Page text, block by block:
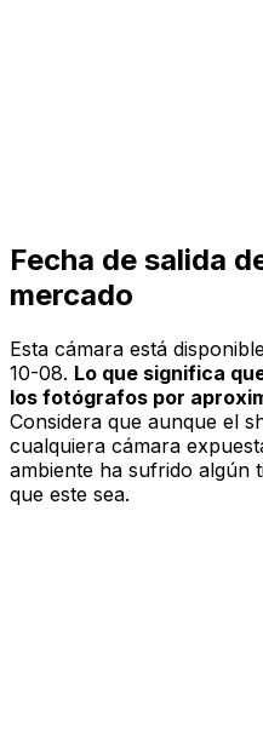
Fecha de salida
mercado
Esta cámara está
10-08. Lo que significa
los fotógrafos por
Considera que aunque el
cualquiera cámara
ambiente ha sufrido algún
que este sea.